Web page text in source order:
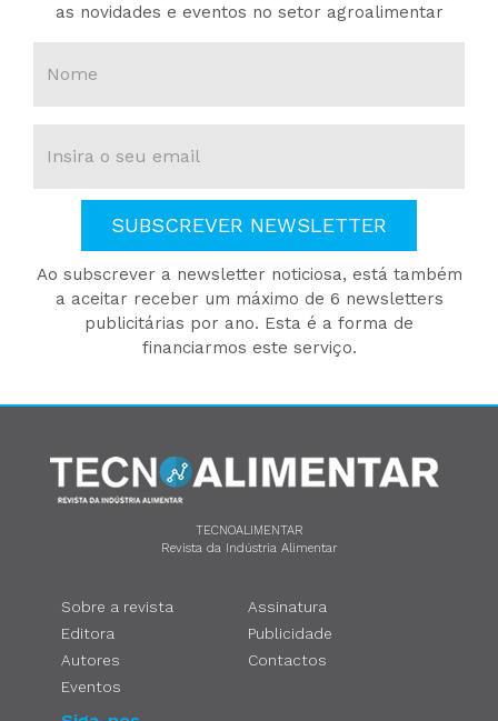
as novidades e eventos no setor agroalimentar
SUBSCREVER NEWSLETTER
Ao subscrever a newsletter noticiosa, está também
a aceitar receber um máximo de 6 newsletters
publicitárias por ano. Esta é a forma de
financiarmos este serviço.
TECNOALIMENTAR
Revista da Indústria Alimentar
Sobre a revista
Editora
Autores
Eventos
Assinatura
Publicidade
Contactos